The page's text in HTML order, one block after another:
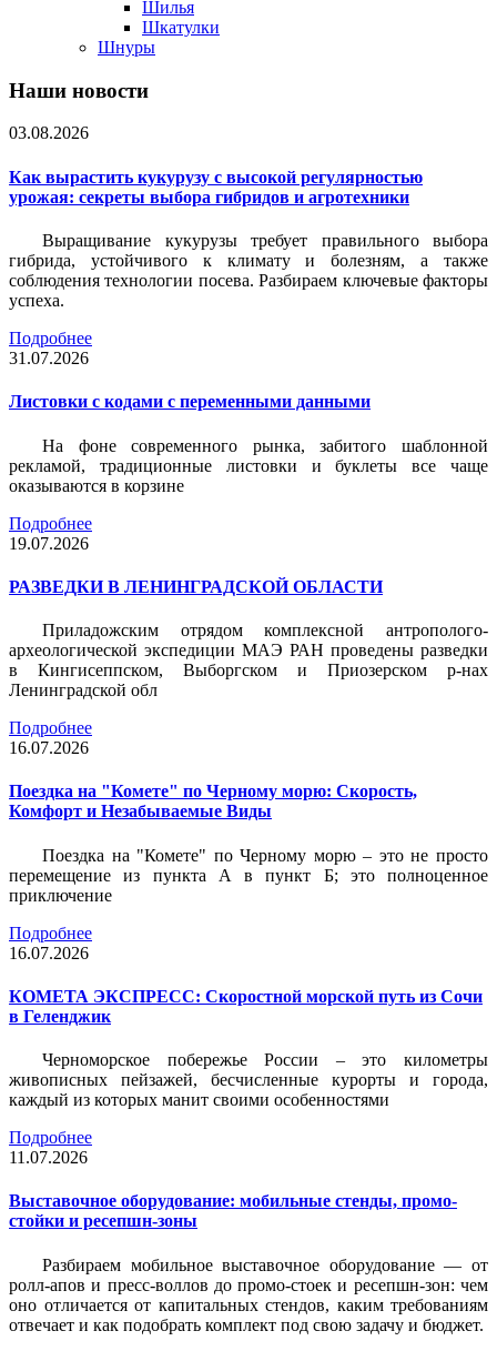
Шилья
Шкатулки
Шнуры
Наши новости
03.08.2026
Как вырастить кукурузу с высокой регулярностью
урожая: секреты выбора гибридов и агротехники
Выращивание кукурузы требует правильного выбора
гибрида, устойчивого к климату и болезням, а также
соблюдения технологии посева. Разбираем ключевые факторы
успеха.
Подробнее
31.07.2026
Листовки c кодами с переменными данными
На фоне современного рынка, забитого шаблонной
рекламой, традиционные листовки и буклеты все чаще
оказываются в корзине
Подробнее
19.07.2026
РАЗВЕДКИ В ЛЕНИНГРАДСКОЙ ОБЛАСТИ
Приладожским отрядом комплексной антрополого-
археологической экспедиции МАЭ РАН проведены разведки
в Кингисеппском, Выборгском и Приозерском р-нах
Ленинградской обл
Подробнее
16.07.2026
Поездка на "Комете" по Черному морю: Скорость,
Комфорт и Незабываемые Виды
Поездка на "Комете" по Черному морю – это не просто
перемещение из пункта А в пункт Б; это полноценное
приключение
Подробнее
16.07.2026
КОМЕТА ЭКСПРЕСС: Скоростной морской путь из Сочи
в Геленджик
Черноморское побережье России – это километры
живописных пейзажей, бесчисленные курорты и города,
каждый из которых манит своими особенностями
Подробнее
11.07.2026
Выставочное оборудование: мобильные стенды, промо-
стойки и ресепшн-зоны
Разбираем мобильное выставочное оборудование — от
ролл-апов и пресс-воллов до промо-стоек и ресепшн-зон: чем
оно отличается от капитальных стендов, каким требованиям
отвечает и как подобрать комплект под свою задачу и бюджет.